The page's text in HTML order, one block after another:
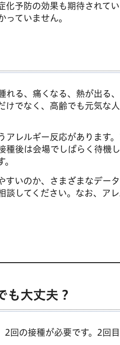
化予防の効果も期待されて
っていません。
れる、痛くなる、熱が出る
けでなく、高齢でも元気な
アレルギー反応があります
種後は会場でしばらく待機
すいのか、さまざまなデー
談してください。なお、ア
大丈夫？
回の接種が必要です。2回